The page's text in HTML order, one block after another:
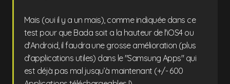
Mais (oui il y a un mais), comme indiquée dans ce
test pour que Bada soit a la hauteur de l'iOS4 ou
d'Android, il faudra une grosse amélioration (plus
d'applications utiles) dans le "Samsung Apps" qui
est déjà pas mal jusqu’à maintenant (+/- 600